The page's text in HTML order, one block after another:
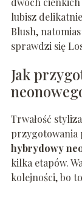
lubisz
Blush,
sprawdzi się
Jak
Trwałość
przygotowania
hybrydowy
kilka etapów.
kolejności, bo